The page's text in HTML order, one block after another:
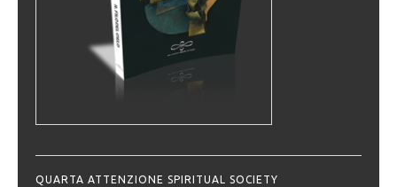
QUARTA ATTENZIONE SPIRITUAL SOCIETY